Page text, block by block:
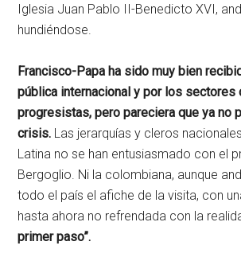
Iglesia Juan Pablo II-Benedicto XVI,
hundiéndose.
Francisco-Papa ha sido muy bien
pública internacional y por los sectores
progresistas, pero pareciera que ya no
crisis. Las jerarquías y cleros
Latina no se han entusiasmado con el
Bergoglio. Ni la colombiana, aunque
todo el país el afiche de la visita, con
hasta ahora no refrendada con la
primer paso”.